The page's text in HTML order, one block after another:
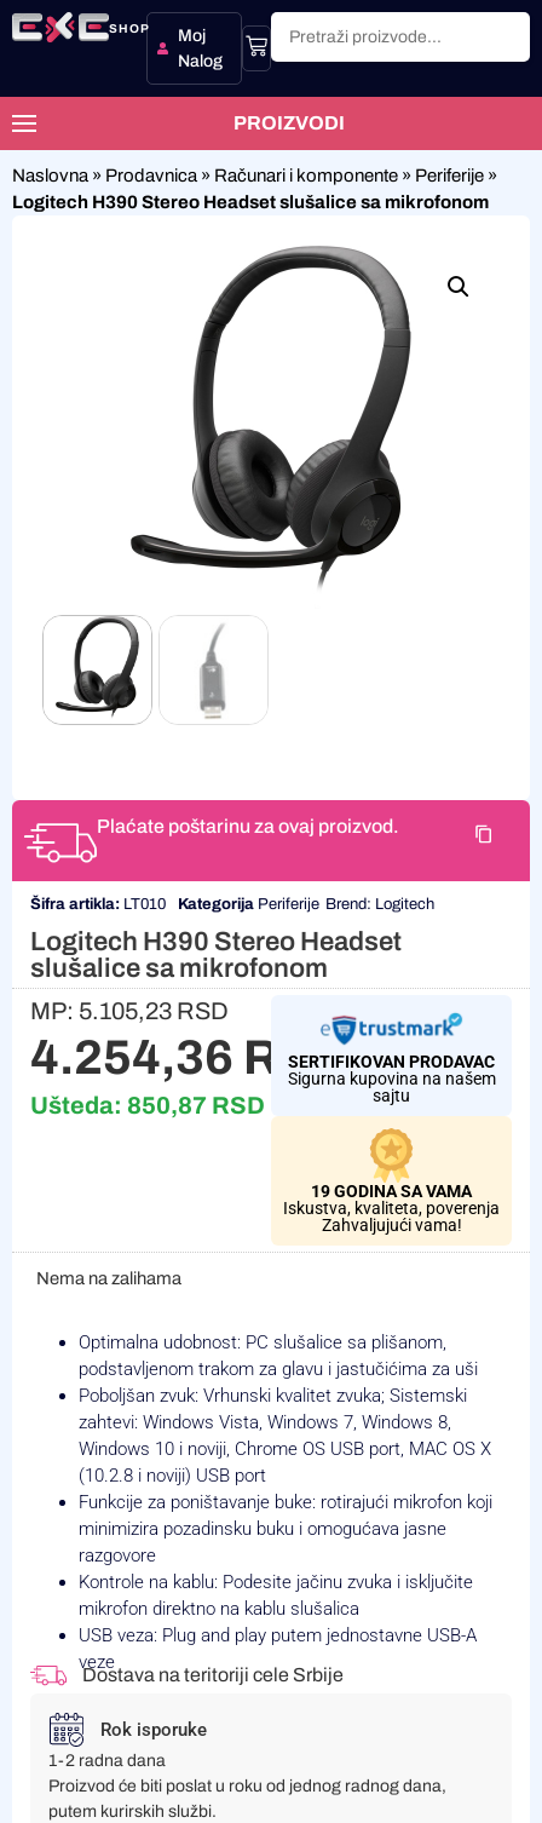
SHOP
Moj
Nalog
PROIZVODI
Naslovna » Prodavnica » Računari i komponente » Periferije »
Logitech H390 Stereo Headset slušalice sa mikrofonom
Plaćate poštarinu za ovaj proizvod.
Šifra artikla: LT010 Kategorija Periferije Brend: Logitech
Logitech H390 Stereo Headset
slušalice sa mikrofonom
MP: 5.105,23 RSD
4.254,36 RSD
Ušteda: 850,87 RSD
SERTIFIKOVAN PRODAVAC
Sigurna kupovina na našem
sajtu
19 GODINA SA VAMA
Iskustva, kvaliteta, poverenja
Zahvaljujući vama!
Nema na zalihama
Optimalna udobnost: PC slušalice sa plišanom,
podstavljenom trakom za glavu i jastučićima za uši
Poboljšan zvuk: Vrhunski kvalitet zvuka; Sistemski
zahtevi: Windows Vista, Windows 7, Windows 8,
Windows 10 i noviji, Chrome OS USB port, MAC OS X
(10.2.8 i noviji) USB port
Funkcije za poništavanje buke: rotirajući mikrofon koji
minimizira pozadinsku buku i omogućava jasne
razgovore
Kontrole na kablu: Podesite jačinu zvuka i isključite
mikrofon direktno na kablu slušalica
USB veza: Plug and play putem jednostavne USB-A
veze
Dostava na teritoriji cele Srbije
Rok isporuke
1-2 radna dana
Proizvod će biti poslat u roku od jednog radnog dana,
putem kurirskih službi.